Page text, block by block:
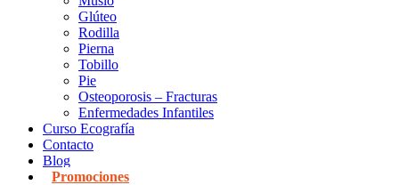
Glúteo
Rodilla
Pierna
Tobillo
Pie
Osteoporosis – Fracturas
Enfermedades Infantiles
Curso Ecografía
Contacto
Blog
Promociones